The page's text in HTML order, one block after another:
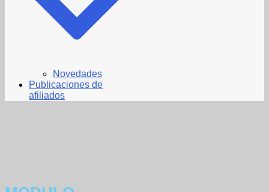
Novedades
Publicaciones de
afiliados